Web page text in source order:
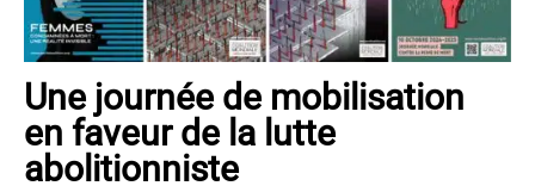
Une journée de mobilisation
en faveur de la lutte
abolitionniste